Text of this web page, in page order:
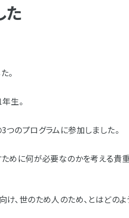
た
。
生。
のプログラムに参加しました。
めに何が必要なのかを考える貴
、世のため人のため、とはどの